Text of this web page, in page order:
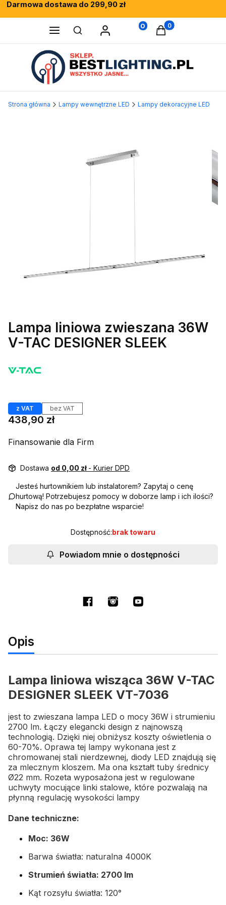
Darmowa dostawa do 299,90 zł
Rewelacyjne opinie klientów
Fachowe doradztwo
Otwórz wyszukiwarkę
0 Produkty w
Strona główna Lampy wewnętrzne LED Lampy dekoracyjne LED
Lampa liniowa zwieszana 36W
V-TAC DESIGNER SLEEK
z VAT bez VAT
Cena
438,90 zł
Finansowanie dla Firm
Dostawa od 0,00 zł - Kurier DPD
Jesteś hurtownikiem lub instalatorem? Zapytaj o cenę
hurtową! Potrzebujesz pomocy w doborze lamp i ich ilości?
Napisz do nas po bezpłatne wsparcie!
Dostępność:brak towaru
Powiadom mnie o dostępności
Opis
Lampa liniowa wisząca 36W V-TAC
DESIGNER SLEEK VT-7036
jest to zwieszana lampa LED o mocy 36W i strumieniu
2700 lm. Łączy elegancki design z najnowszą
technologią. Dzięki niej obniżysz koszty oświetlenia o
60-70%. Oprawa tej lampy wykonana jest z
chromowanej stali nierdzewnej, diody LED znajdują się
za mlecznym kloszem. Ma ona kształt tuby średnicy
Ø22 mm. Rozeta wyposażona jest w regulowane
uchwyty mocujące linki stalowe, które pozwalają na
płynną regulację wysokości lampy
Dane techniczne:
Moc: 36W
Barwa światła: naturalna 4000K
Strumień światła: 2700 lm
Kąt rozsyłu światła: 120°